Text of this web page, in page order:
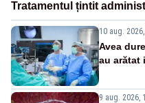
Tratamentul țintit
10 aug.
Avea
au arătat
9 aug. 2026,